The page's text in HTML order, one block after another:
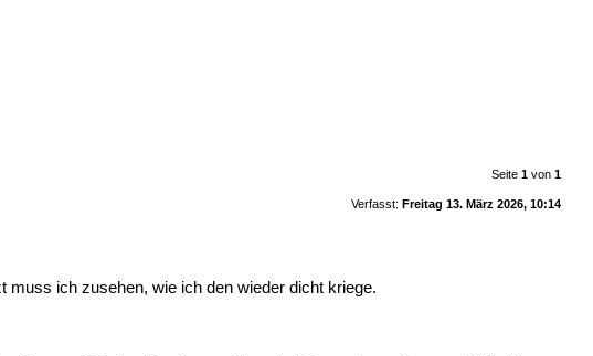
Seite 1von 1
Verfasst: Freitag 13. März 2026, 10:14
muss ich zusehen, wie ich den wieder dicht kriege.